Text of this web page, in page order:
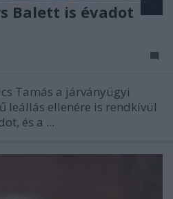
Balett is évadot
Tamás a járványügyi
leállás ellenére is rendkívül
és a ...